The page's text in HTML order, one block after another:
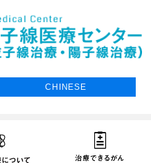
CHINESE